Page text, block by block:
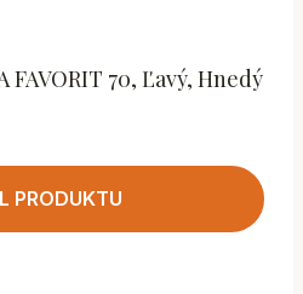
FAVORIT 70, Ľavý, Hnedý
PRODUKTU